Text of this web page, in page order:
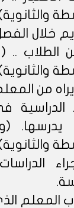
خلال
الطلاب ..
من
يدرسها.
المعلم